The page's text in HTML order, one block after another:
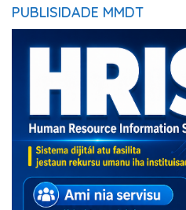
PUBLISIDADE MMDT